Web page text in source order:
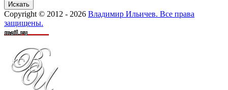
Искать
Copyright © 2012 - 2026 Владимир Ильичев. Все права
защищены.